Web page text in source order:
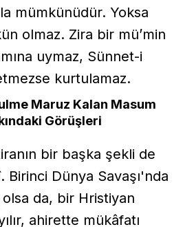
mümkünüdür. Yoksa
olmaz. Zira bir mü’min
uymaz, Sünnet-i
kurtulamaz.
Maruz Kalan Masum
Görüşleri
bir başka şekli de
Birinci Dünya Savaşı'nda
olsa da, bir Hristiyan
ahirette mükâfatı